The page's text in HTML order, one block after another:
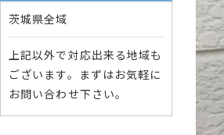
茨城県全域
上記以外で対応出来る地域も
ございます。まずはお気軽に
お問い合わせ下さい。